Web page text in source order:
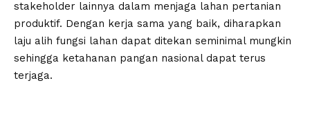
stakeholder lainnya dalam menjaga lahan pertanian
produktif. Dengan kerja sama yang baik, diharapkan
laju alih fungsi lahan dapat ditekan seminimal mungkin
sehingga ketahanan pangan nasional dapat terus
terjaga.